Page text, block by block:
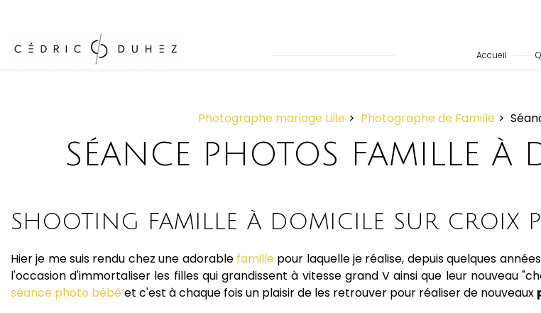
Accueil
Photographe mariage Lille Photographe de Famille
SÉANCE PHOTOS FAMILLE À
SHOOTING FAMILLE À DOMICILE SUR CROIX
Hier je me suis rendu chez une adorable famille pour laquelle je réalise, depuis quelques
l'occasion d'immortaliser les filles qui grandissent à vitesse grand V ainsi que leur nouveau
séance photo bébé et c'est à chaque fois un plaisir de les retrouver pour réaliser de nouveaux